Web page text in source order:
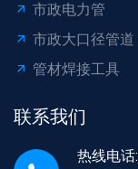
市政电力管
市政大口径管道
管材焊接工具
联系我们
热线电话: